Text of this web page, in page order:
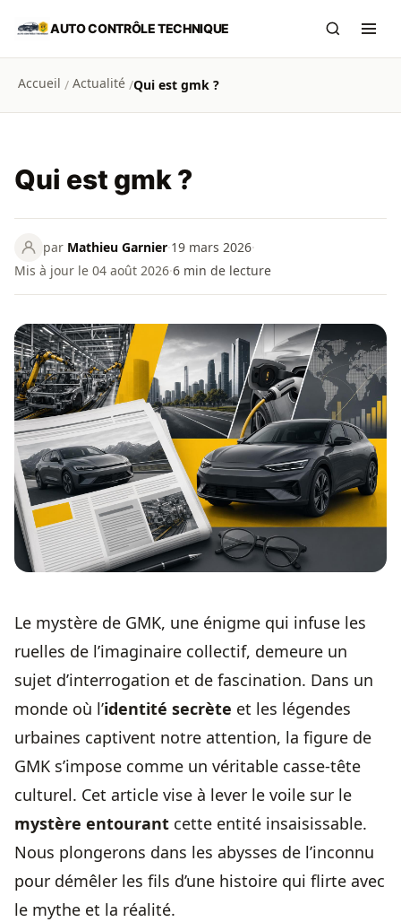
Aller au contenu principal
AUTO CONTRÔLE TECHNIQUE
Accueil / Actualité /Qui est gmk ?
Qui est gmk ?
par Mathieu Garnier·19 mars 2026·
Mis à jour le 04 août 2026·6 min de lecture
Le mystère de GMK, une énigme qui infuse les
ruelles de l’imaginaire collectif, demeure un
sujet d’interrogation et de fascination. Dans un
monde où l’identité secrète et les légendes
urbaines captivent notre attention, la figure de
GMK s’impose comme un véritable casse-tête
culturel. Cet article vise à lever le voile sur le
mystère entourant cette entité insaisissable.
Nous plongerons dans les abysses de l’inconnu
pour démêler les fils d’une histoire qui flirte avec
le mythe et la réalité.